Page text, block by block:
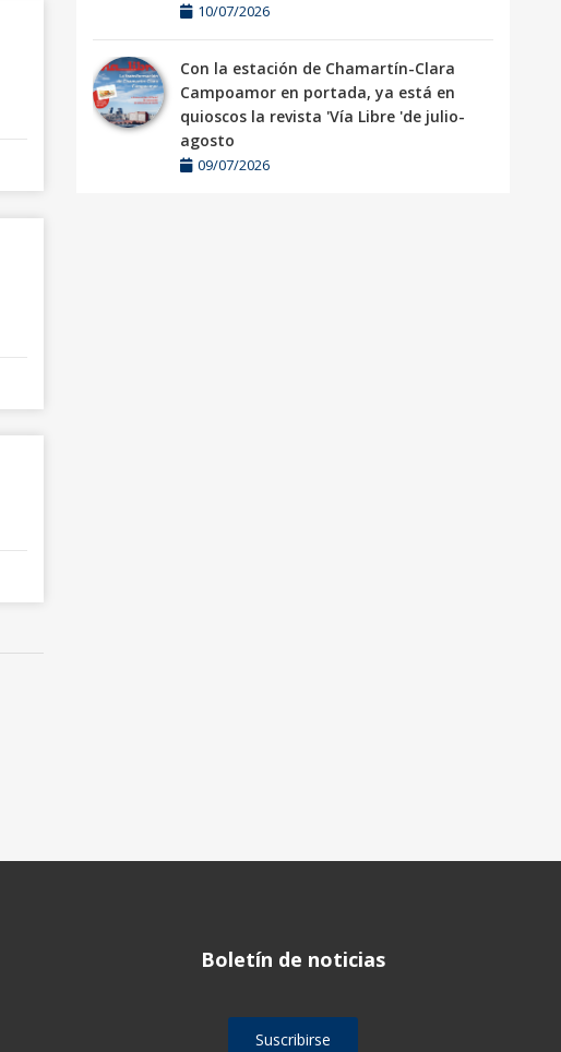
10/07/2026
Con la estación de Chamartín-Clara
Campoamor en portada, ya está en
quioscos la revista 'Vía Libre 'de julio-
agosto
09/07/2026
Boletín de noticias
Suscribirse